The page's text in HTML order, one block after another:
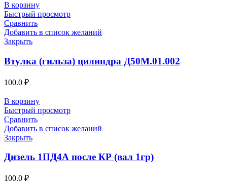
В корзину
Быстрый просмотр
Сравнить
Добавить в список желаний
Закрыть
Втулка (гильза) цилиндра Д50М.01.002
100.0 ₽
В корзину
Быстрый просмотр
Сравнить
Добавить в список желаний
Закрыть
Дизель 1ПД4А после КР (вал 1гр)
100.0 ₽